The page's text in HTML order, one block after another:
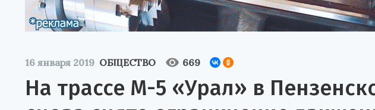
16 января 2019 ОБЩЕСТВО 669
На трассе М-5 «Урал» в